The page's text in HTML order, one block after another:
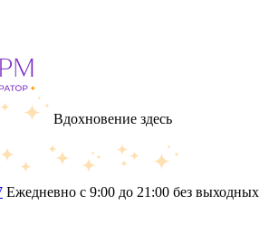
Вдохновение здесь
Ежедневно с 9:00 до 21:00 без выходных